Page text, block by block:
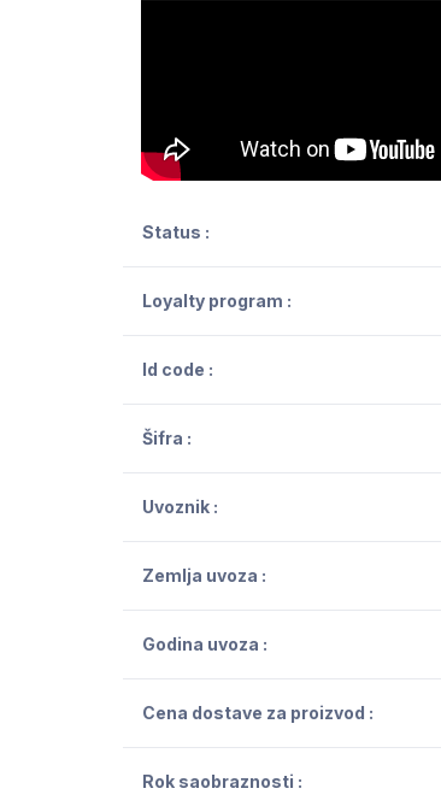
Status :
Loyalty program :
Id code :
Šifra :
Uvoznik :
Zemlja uvoza :
Godina uvoza :
Cena dostave za proizvod :
Rok saobraznosti :